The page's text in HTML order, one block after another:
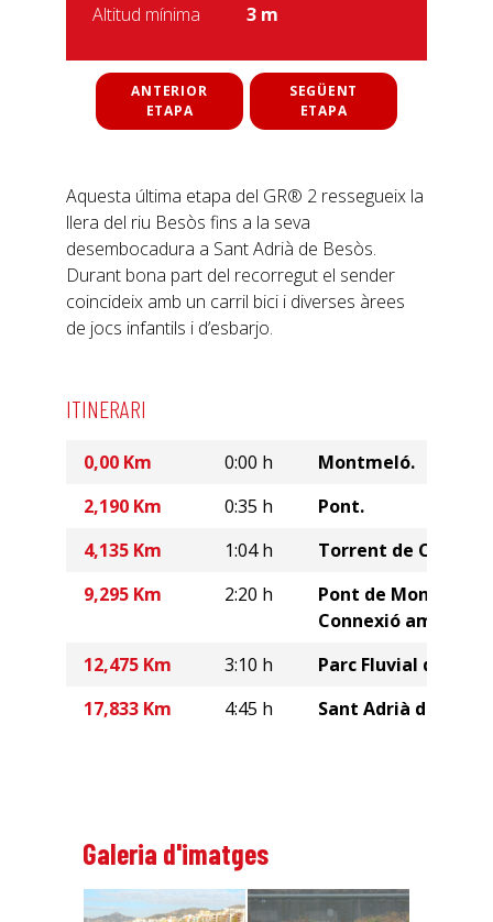
Altitud mínima
3 m
ANTERIOR
ETAPA
SEGÜENT
ETAPA
Aquesta última etapa del GR® 2 ressegueix la
llera del riu Besòs fins a la seva
desembocadura a Sant Adrià de Besòs.
Durant bona part del recorregut el sender
coincideix amb un carril bici i diverses àrees
de jocs infantils i d’esbarjo.
ITINERARI
0,00 Km 0:00 h
Montmeló.
2,190 Km
0:35 h
Pont.
4,135 Km
1:04 h
Torrent de Can
9,295 Km
2:20 h
Pont de Montcada i
Connexió amb el
12,475 Km
3:10 h
Parc Fluvial del
17,833 Km
4:45 h Sant Adrià de
Galeria d'imatges